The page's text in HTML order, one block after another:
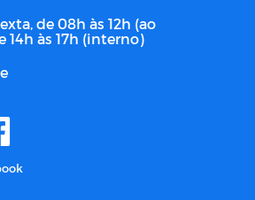
de 08h às 12h (ao
14h às 17h (interno)